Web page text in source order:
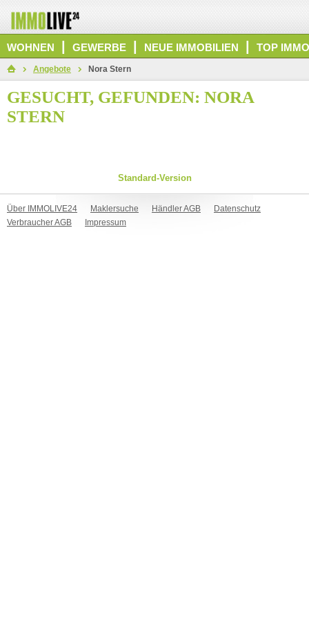
WOHNEN GEWERBE NEUE IMMOBILIEN TOP
Angebote Nora Stern
GESUCHT, GEFUNDEN: NORA
STERN
Standard-Version
Über IMMOLIVE24 Maklersuche Händler AGB
Datenschutz
Verbraucher AGB
Impressum